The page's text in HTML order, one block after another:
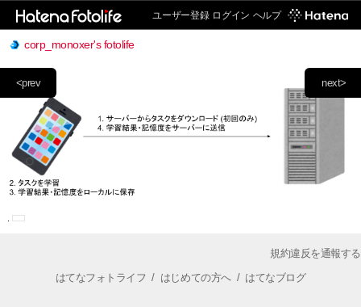
ユーザー登録 ログイン ヘルプ
corp_monoxer's fotolife
next>
<prev
規約違反を通報する
はてなフォトライフ / はじめての方へ/ はてなブログ